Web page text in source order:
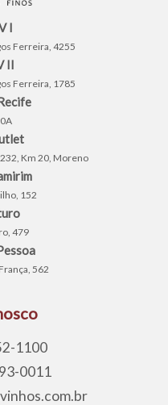
I
Ferreira, 4255
II
Ferreira, 1785
232, Km 20, Moreno
152
479
562
1100
0011